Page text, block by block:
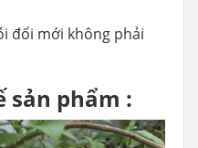
đổi mới không phải
sản phẩm :